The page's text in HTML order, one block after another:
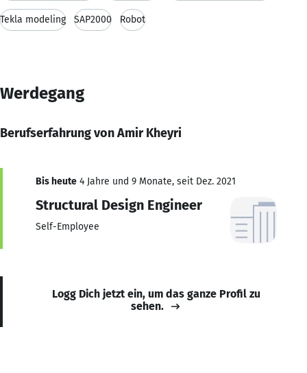
Tekla modeling SAP2000 Robot
Werdegang
Berufserfahrung von Amir Kheyri
Bis heute 4 Jahre und 9 Monate, seit Dez. 2021
Structural Design Engineer
Self-Employee
Logg Dich jetzt ein, um das ganze Profil zu
sehen.